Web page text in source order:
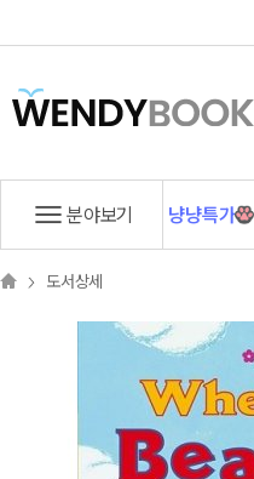
분야보기 냥냥특가
도서상세